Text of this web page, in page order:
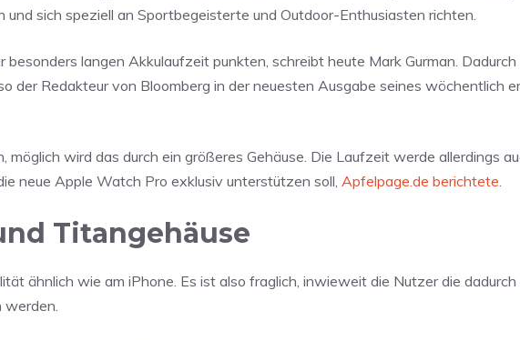
und sich speziell an Sportbegeisterte und Outdoor-Enthusiasten richten.
langen Akkulaufzeit punkten, schreibt heute Mark Gurman.
der Redakteur von Bloomberg in der neuesten Ausgabe seines wöchentlich
möglich wird das durch ein größeres Gehäuse. Die Laufzeit werde allerdings
neue Apple Watch Pro exklusiv unterstützen soll, Apfelpage.de berichtete
Titangehäuse
ähnlich wie am iPhone. Es ist also fraglich, inwieweit die Nutzer die